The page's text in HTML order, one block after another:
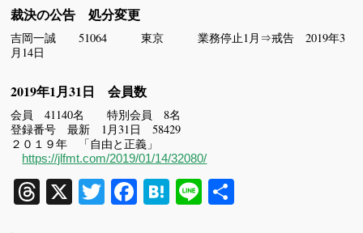
裁決の公告 処分変更
吉岡一誠 51064 東京 業務停止1月⇒戒告 2019年3
月14日
2019年1月31日 会員数
会員 41140名 特別会員 8名
登録番号 最新 1月31日 58429
２０１９年 「自由と正義」
https://jlfmt.com/2019/01/14/32080/
Threads
X TwitterFacebook
Hatena
Line